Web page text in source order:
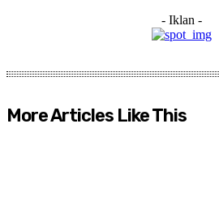
- Iklan -
More Articles Like This